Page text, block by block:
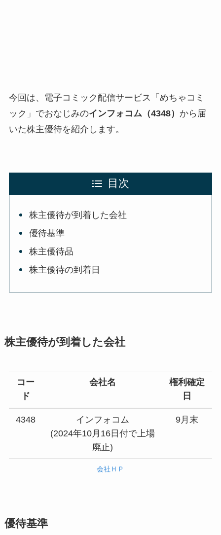
今回は、電子コミック配信サービス「めちゃコミ
ック」でおなじみのインフォコム（4348） から届
いた株主優待を紹介します。
目次
株主優待が到着した会社
優待基準
株主優待品
株主優待の到着日
株主優待が到着した会社
コー
ド
会社名
権利確定
日
4348
インフォコム
(2024年10月16日付で上場
廃止)
9月末
会社ＨＰ
優待基準